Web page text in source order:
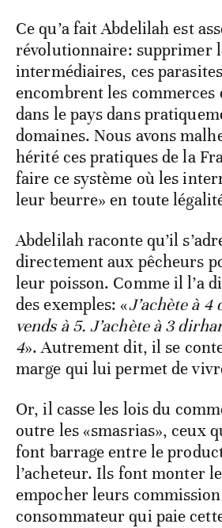
Ce qu’a fait Abdelilah est
révolutionnaire: supprimer
intermédiaires, ces
encombrent les
dans le pays dans
domaines. Nous avons
hérité ces pratiques de la
faire ce système où les
leur beurre» en toute
Abdelilah raconte qu’il
directement aux pêcheurs
leur poisson. Comme il l’a
des exemples: «J’achète à
vends à 5. J’achète à 3
4». Autrement dit, il se
marge qui lui permet de
Or, il casse les lois du
outre les «smasrias», ceux
font barrage entre le
l’acheteur. Ils font monter
empocher leurs
consommateur qui paie